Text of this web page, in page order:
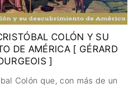
/ CHAMBARA
SERBIA​
SUECIA
COLÓN Y SU
DE AMÉRICA [ GÉRARD
]
Colón que, con más de un